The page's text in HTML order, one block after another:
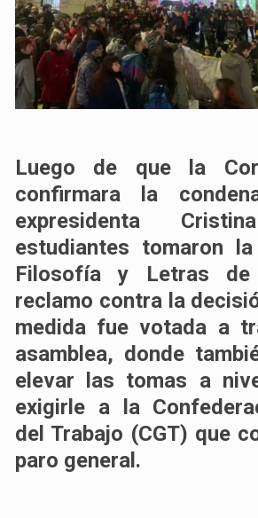
Luego de que la
confirmara la
expresidenta
estudiantes tomaron
Filosofía y Letras
reclamo contra la
medida fue votada a
asamblea, donde
elevar las tomas a
exigirle a la
del Trabajo (CGT) que
paro general.